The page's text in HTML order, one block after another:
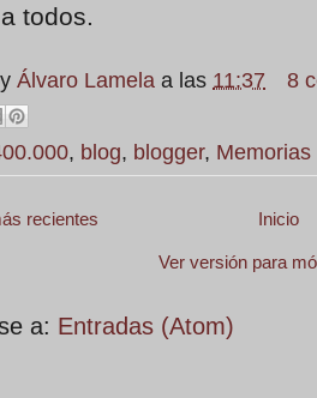
todos.
Álvaro Lamela a las 11:37 8
, blog, blogger,
recientes Inicio
Ver versión para
a: Entradas (Atom)